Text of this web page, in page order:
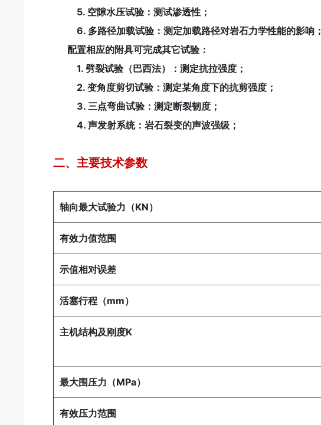
5. 空隙水压试验：测试渗透性；
6. 多路径加载试验：测定加载路径对岩石力学性能的影响；
配置相应的附具可完成其它试验：
1. 劈裂试验（巴西法）：测定抗拉强度；
2. 变角度剪切试验：测定某角度下的抗剪强度；
3. 三点弯曲试验：测定断裂韧度；
4. 声发射系统：岩石裂变的声波强级；
二、主要技术参数
轴向最大试验力（KN）
有效力值范围
示值相对误差
活塞行程（mm）
主机结构及刚度K
最大围压力（MPa）
有效压力范围